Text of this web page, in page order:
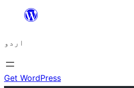
چھوڑیں
پر
جائیں
اردو
Get WordPress